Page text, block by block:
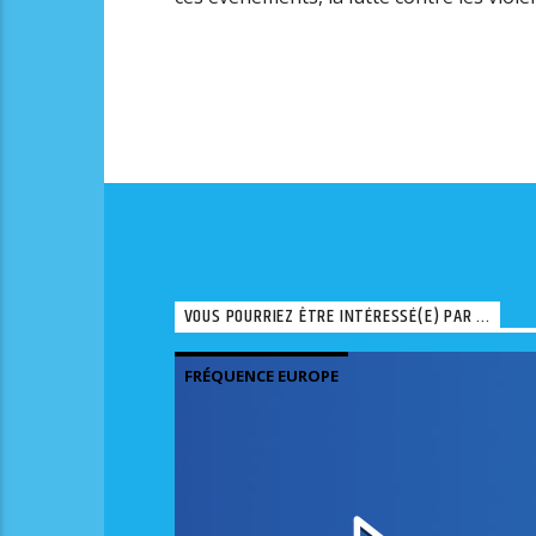
VOUS POURRIEZ ÊTRE INTÉRESSÉ(E) PAR ...
FRÉQUENCE EUROPE